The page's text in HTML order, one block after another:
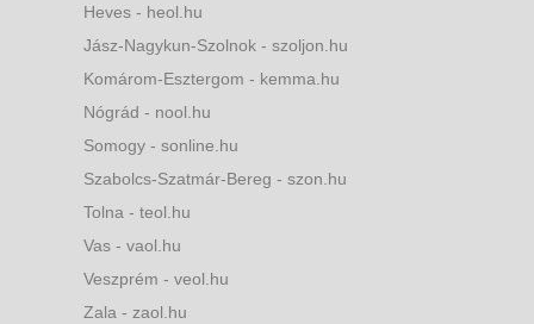
Heves - heol.hu
Jász-Nagykun-Szolnok - szoljon.hu
Komárom-Esztergom - kemma.hu
Nógrád - nool.hu
Somogy - sonline.hu
Szabolcs-Szatmár-Bereg - szon.hu
Tolna - teol.hu
Vas - vaol.hu
Veszprém - veol.hu
Zala - zaol.hu